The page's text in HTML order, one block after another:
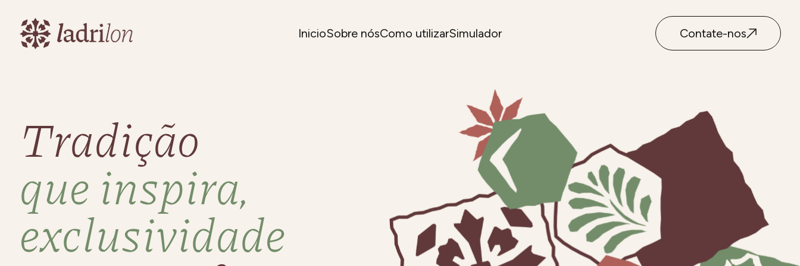
InicioSobre nósComo utilizarSimulador Contate-nos
Tradição
que inspira,
exclusividade